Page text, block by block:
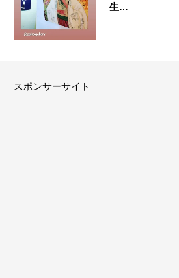
生…
スポンサーサイト